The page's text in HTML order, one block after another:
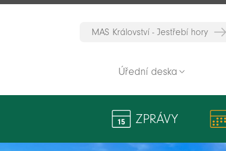
MAS Království - Jestřebí hory
Úřední deska
ZPRÁVY